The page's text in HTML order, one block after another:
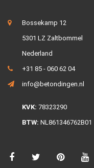
Bossekamp 12
5301 LZ Zaltbommel
Nederland
+31 85 - 060 62 04
info@betondingen.nl
KVK: 78323290
BTW: NL861346762B01